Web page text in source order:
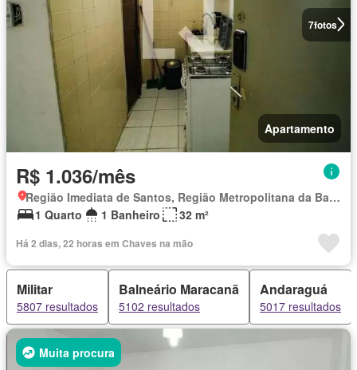
7fotos
Apartamento
R$ 1.036/mês
Região Imediata de Santos, Região Metropolitana da Baixada Santista
1 Quarto
1 Banheiro 32 m²
Há 2 dias, 22 horas em Chaves na mão
Militar
5807 resultados
Balneário Maracanã
5102 resultados
Andaraguá
5017 resultados
Muita procura